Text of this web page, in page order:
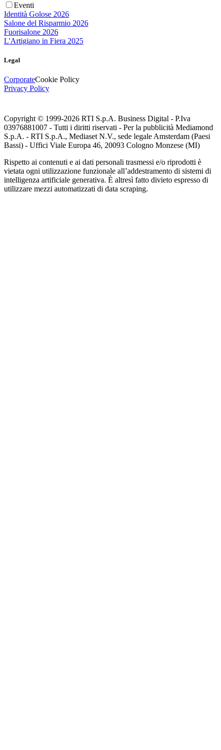
Eventi
Identità Golose 2026
Salone del Risparmio 2026
Fuorisalone 2026
L'Artigiano in Fiera 2025
Legal
CorporateCookie Policy
Privacy Policy
Copyright © 1999-2026 RTI S.p.A. Business Digital - P.Iva
03976881007 - Tutti i diritti riservati - Per la pubblicità Mediamond
S.p.A. - RTI S.p.A., Mediaset N.V., sede legale Amsterdam (Paesi
Bassi) - Uffici Viale Europa 46, 20093 Cologno Monzese (MI)
Rispetto ai contenuti e ai dati personali trasmessi e/o riprodotti è
vietata ogni utilizzazione funzionale all’addestramento di sistemi di
intelligenza artificiale generativa. È altresì fatto divieto espresso di
utilizzare mezzi automatizzati di data scraping.